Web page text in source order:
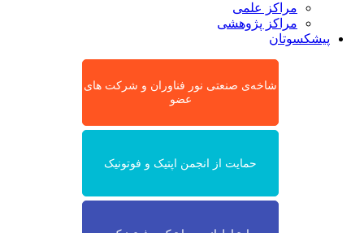
مراکز علمی
مراکز پژوهشی
پیشکسوتان
شاخه‌ی صنعتی نور فناوران و شرکت های
عضو
حمایت از انجمن اپتیک و فوتونیک